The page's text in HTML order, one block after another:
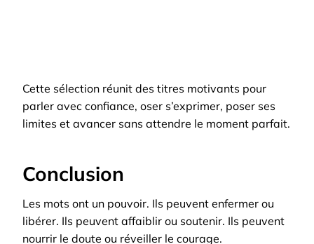
Cette sélection réunit des titres motivants pour
parler avec confiance, oser s’exprimer, poser ses
limites et avancer sans attendre le moment parfait.
Conclusion
Les mots ont un pouvoir. Ils peuvent enfermer ou
libérer. Ils peuvent affaiblir ou soutenir. Ils peuvent
nourrir le doute ou réveiller le courage.